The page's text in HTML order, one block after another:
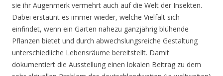
sie ihr Augenmerk vermehrt auch auf die Welt der Insekten.
Dabei erstaunt es immer wieder, welche Vielfalt sich
einfindet, wenn ein Garten nahezu ganzjährig blühende
Pflanzen bietet und durch abwechslungsreiche Gestaltung
unterschiedliche Lebensräume bereitstellt. Damit
dokumentiert die Ausstellung einen lokalen Beitrag zu dem